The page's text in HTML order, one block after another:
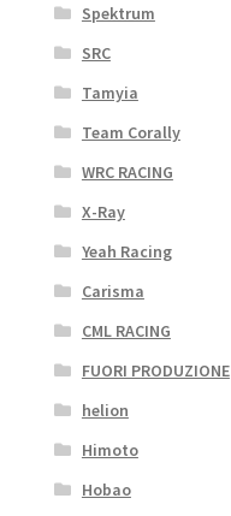
Spektrum
SRC
Tamyia
Team Corally
WRC RACING
X-Ray
Yeah Racing
Carisma
CML RACING
FUORI PRODUZIONE
helion
Himoto
Hobao